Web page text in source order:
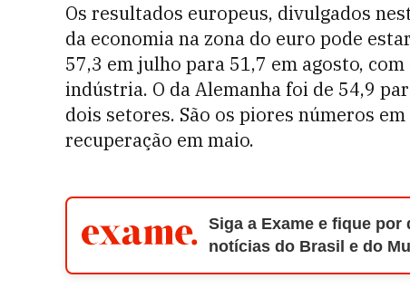
Os resultados europeus, divulgados
da economia na zona do euro pode
57,3 em julho para 51,7 em agosto,
indústria. O da Alemanha foi de 54,9
dois setores. São os piores números
recuperação em maio.
Siga a Exame e fique
notícias do Brasil e do